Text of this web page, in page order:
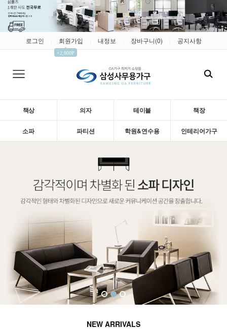
로그인 회원가입
▲
+2,000P
내정보 장바구니(0) 공지사항
책상 의자 테이블 책장
소파 파티션 학원&연수용 인테리어가구
NEW ARRIVALS